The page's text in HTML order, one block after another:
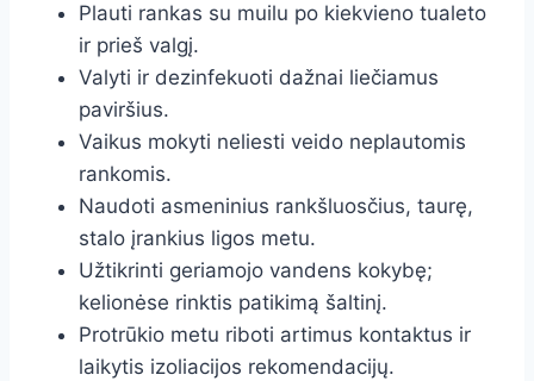
Plauti rankas su muilu po kiekvieno tualeto
ir prieš valgį.
Valyti ir dezinfekuoti dažnai liečiamus
paviršius.
Vaikus mokyti neliesti veido neplautomis
rankomis.
Naudoti asmeninius rankšluosčius, taurę,
stalo įrankius ligos metu.
Užtikrinti geriamojo vandens kokybę;
kelionėse rinktis patikimą šaltinį.
Protrūkio metu riboti artimus kontaktus ir
laikytis izoliacijos rekomendacijų.